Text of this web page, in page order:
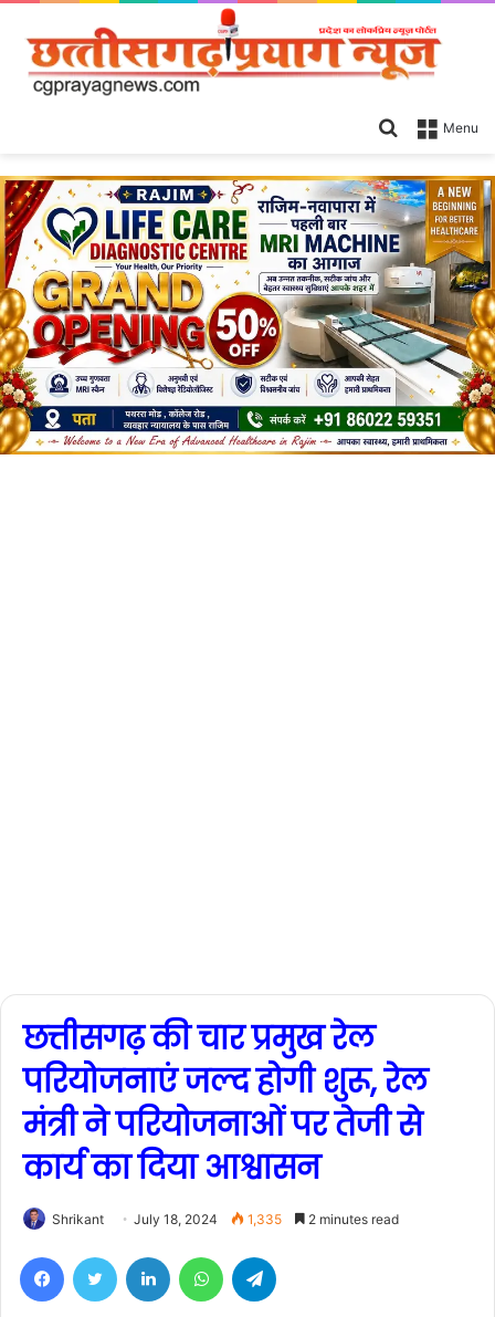
Menu
Search
छत्तीसगढ़ की चार प्रमुख रेल
परियोजनाएं जल्द होगी शुरू, रेल
मंत्री ने परियोजनाओं पर तेजी से
कार्य का दिया आश्वासन
Shrikant July 18, 2024 1,335 2 minutes read